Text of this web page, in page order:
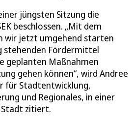
jüngsten Sitzung die
beschlossen. „Mit dem
wir jetzt umgehend starten
stehenden Fördermittel
geplanten Maßnahmen
gehen können“, wird Andree
für Stadtentwicklung,
und Regionales, in einer
zitiert.